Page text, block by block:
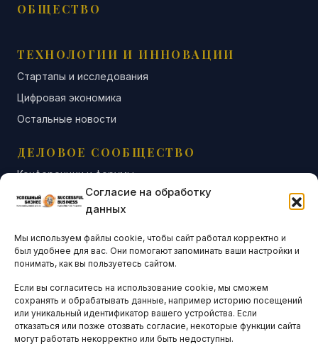
Согласие на обработку
данных
Мы используем файлы cookie, чтобы сайт работал корректно и
был удобнее для вас. Они помогают запоминать ваши настройки и
понимать, как вы пользуетесь сайтом.
Если вы согласитесь на использование cookie, мы сможем
сохранять и обрабатывать данные, например историю посещений
или уникальный идентификатор вашего устройства. Если
отказаться или позже отозвать согласие, некоторые функции сайта
могут работать некорректно или быть недоступны.
ОБЩЕСТВО
ТЕХНОЛОГИИ И ИННОВАЦИИ
Стартапы и исследования
Цифровая экономика
Остальные новости
ДЕЛОВОЕ СООБЩЕСТВО
Конференции и форумы
Бизнес-клубы и ассоциации
Остальные новости
АНАЛИТИКА И СТАТИСТИКА
ARTICLES IN ENGLISH
НАВИГАЦИЯ